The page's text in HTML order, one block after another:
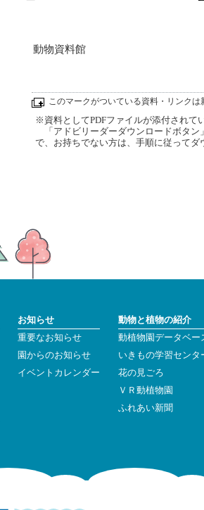
動物資料館
このマークがついている資料・リンク
※資料としてPDFファイルが添付されて
「アドビリーダーダウンロードボタン
で、お持ちでない方は、手順に従ってダ
お知らせ
重要なお知らせ
園からのお知らせ
イベントカレンダー
動物と植物の紹介
動植物園データベー
いきもの学習センタ
花の見ごろ
ＶＲ動植物園
ふれあい新聞